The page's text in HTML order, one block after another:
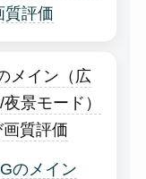
質評価
メイン（広
景モード）
質評価
のメイン